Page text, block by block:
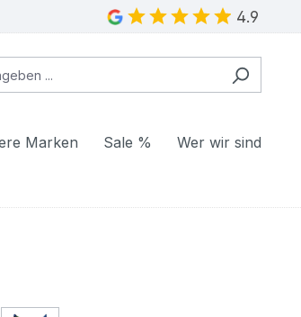
4.9
Marken Sale % Wer wir sind